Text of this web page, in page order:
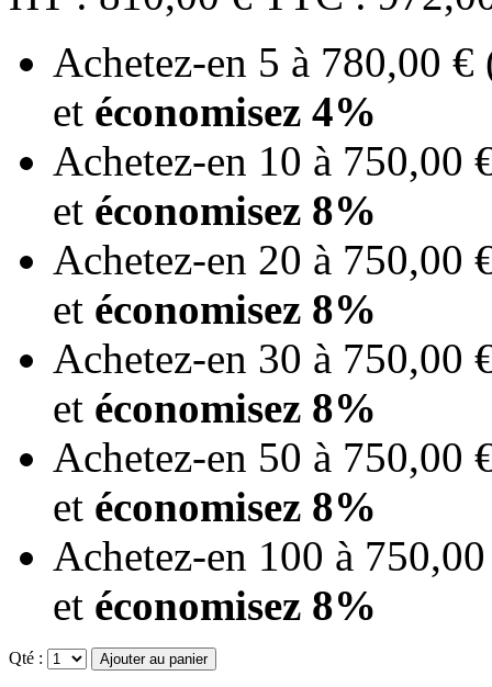
Achetez-en 5 à 780,00 €
et économisez 4%
Achetez-en 10 à 750,00
et économisez 8%
Achetez-en 20 à 750,00
et économisez 8%
Achetez-en 30 à 750,00
et économisez 8%
Achetez-en 50 à 750,00
et économisez 8%
Achetez-en 100 à
et économisez 8%
Qté : Ajouter au panier